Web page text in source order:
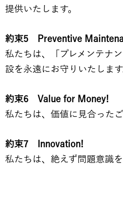
提供いたします。
約束5 Preventive
私たちは、「プレメンテナ
設を永遠にお守りいたします
約束6 Value for Money!
私たちは、価値に見合った
約束7 Innovation!
私たちは、絶えず問題意識